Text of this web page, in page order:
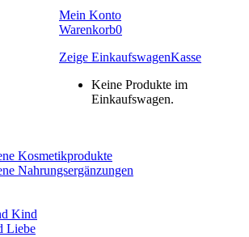
Mein Konto
Warenkorb0
Zeige EinkaufswagenKasse
Keine Produkte im
Einkaufswagen.
Kosmetikprodukte
Nahrungsergänzungen
Kind
Liebe